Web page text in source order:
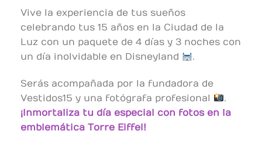
Vive la experiencia de tus sueños
celebrando tus 15 años en la Ciudad de la
Luz con un paquete de 4 días y 3 noches con
un día inolvidable en Disneyland
.
Serás acompañada por la fundadora de
Vestidos15 y una fotógrafa profesional
.
¡Inmortaliza tu día especial con fotos en la
emblemática Torre Eiffel!